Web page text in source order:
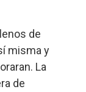
de
misma y
La
de